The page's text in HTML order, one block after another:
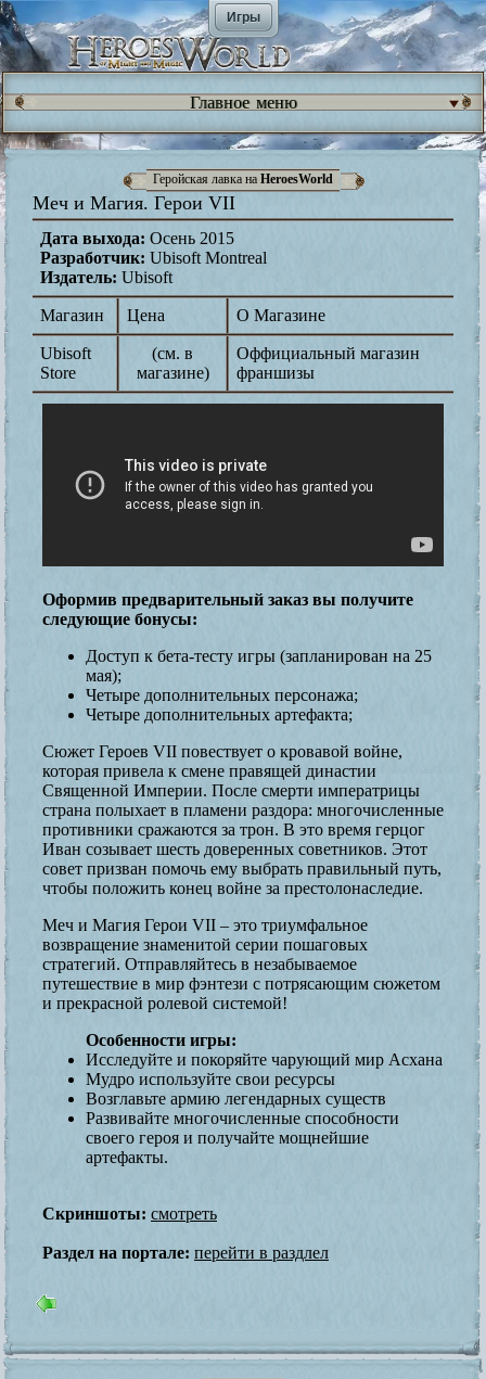
Игры
Главное меню
Геройская лавка на HeroesWorld
Меч и Магия. Герои VII
Дата выхода: Осень 2015
Разработчик: Ubisoft Montreal
Издатель: Ubisoft
Магазин Цена О Магазине
Ubisoft
Store
(см. в
магазине)
Оффициальный магазин
франшизы
Оформив предварительный заказ вы получите
следующие бонусы:
Доступ к бета-тесту игры (запланирован на 25
мая);
Четыре дополнительных персонажа;
Четыре дополнительных артефакта;
Сюжет Героев VII повествует о кровавой войне,
которая привела к смене правящей династии
Священной Империи. После смерти императрицы
страна полыхает в пламени раздора: многочисленные
противники сражаются за трон. В это время герцог
Иван созывает шесть доверенных советников. Этот
совет призван помочь ему выбрать правильный путь,
чтобы положить конец войне за престолонаследие.
Меч и Магия Герои VII – это триумфальное
возвращение знаменитой серии пошаговых
стратегий. Отправляйтесь в незабываемое
путешествие в мир фэнтези с потрясающим сюжетом
и прекрасной ролевой системой!
Особенности игры:
Исследуйте и покоряйте чарующий мир Асхана
Мудро используйте свои ресурсы
Возглавьте армию легендарных существ
Развивайте многочисленные способности
своего героя и получайте мощнейшие
артефакты.
Скриншоты: смотреть
Раздел на портале: перейти в раздлел